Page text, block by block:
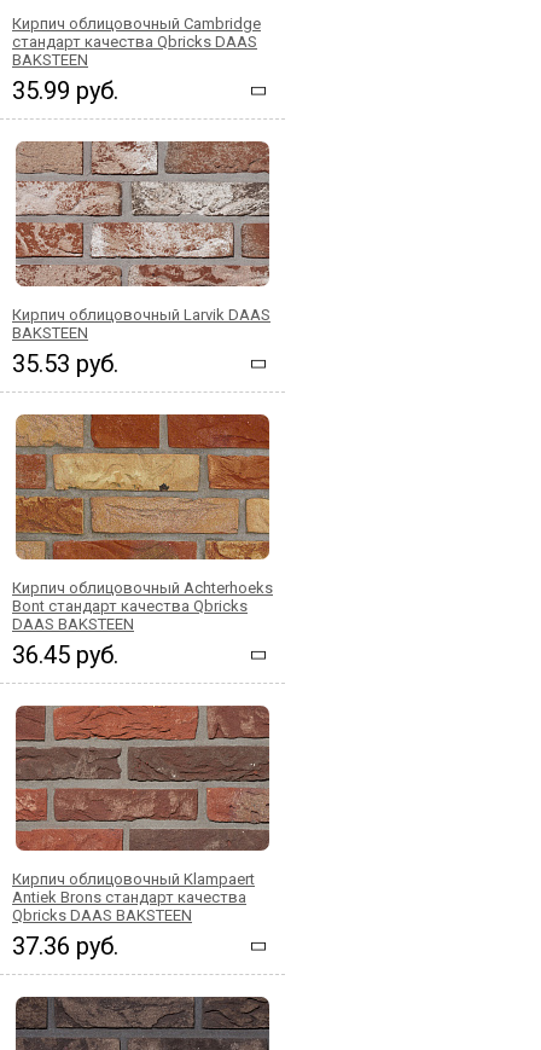
Кирпич облицовочный Cambridge
стандарт качества Qbricks DAAS
BAKSTEEN
35.99 руб.
Кирпич облицовочный Larvik DAAS
BAKSTEEN
35.53 руб.
Кирпич облицовочный Achterhoeks
Bont стандарт качества Qbricks
DAAS BAKSTEEN
36.45 руб.
Кирпич облицовочный Klampaert
Antiek Brons стандарт качества
Qbricks DAAS BAKSTEEN
37.36 руб.